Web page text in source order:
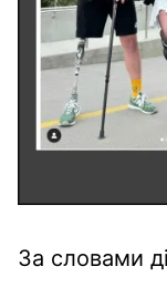
За словами